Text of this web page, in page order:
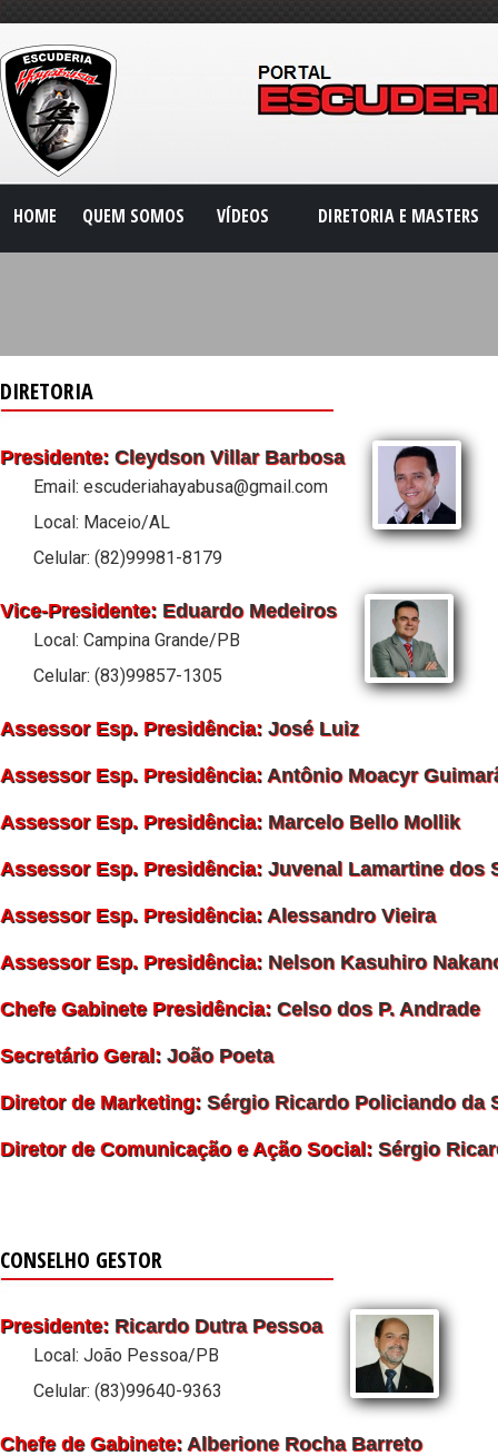
HOME QUEM SOMOS VÍDEOS DIRETORIA E MASTERS
DIRETORIA
Presidente: Cleydson Villar Barbosa
Email: escuderiahayabusa@gmail.com
Local: Maceio/AL
Celular: (82)99981-8179
Vice-Presidente: Eduardo Medeiros
Local: Campina Grande/PB
Celular: (83)99857-1305
Assessor Esp. Presidência: José Luiz
Assessor Esp. Presidência: Antônio Moacyr
Assessor Esp. Presidência: Marcelo Bello Mollik
Assessor Esp. Presidência: Juvenal Lamartine dos
Assessor Esp. Presidência: Alessandro Vieira
Assessor Esp. Presidência: Nelson Kasuhiro
Chefe Gabinete Presidência: Celso dos P. Andrade
Secretário Geral: João Poeta
Diretor de Marketing: Sérgio Ricardo Policiando da
Diretor de Comunicação e Ação Social: Sérgio
CONSELHO GESTOR
Presidente: Ricardo Dutra Pessoa
Local: João Pessoa/PB
Celular: (83)99640-9363
Chefe de Gabinete: Alberione Rocha Barreto